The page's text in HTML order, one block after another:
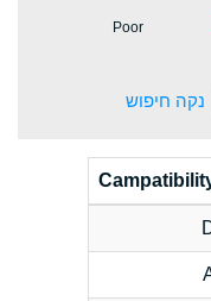
Poor
נקה חיפוש